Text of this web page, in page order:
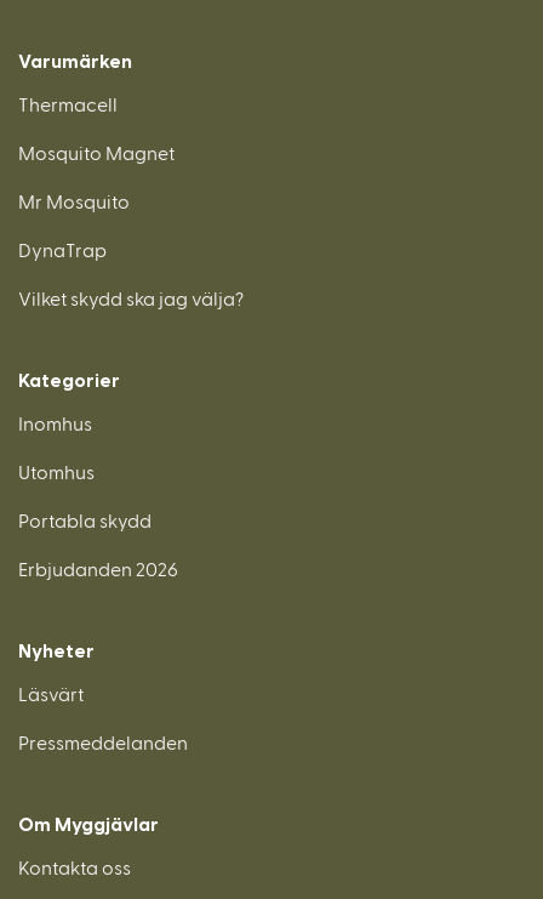
Varumärken
Thermacell
Mosquito Magnet
Mr Mosquito
DynaTrap
Vilket skydd ska jag välja?
Kategorier
Inomhus
Utomhus
Portabla skydd
Erbjudanden 2026
Nyheter
Läsvärt
Pressmeddelanden
Om Myggjävlar
Kontakta oss